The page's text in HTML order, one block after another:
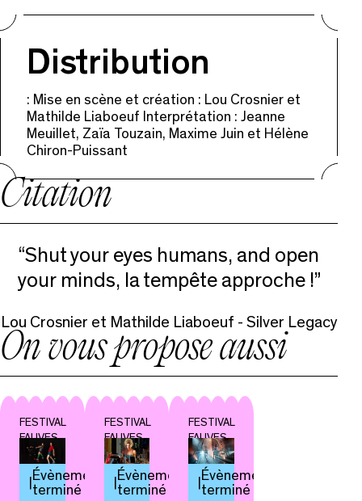
Distribution
: Mise en scène et création : Lou Crosnier et
Mathilde Liaboeuf Interprétation : Jeanne
Meuillet, Zaïa Touzain, Maxime Juin et Hélène
Chiron-Puissant
Citation
“Shut your eyes humans, and open
your minds, la tempête approche !”
Lou Crosnier et Mathilde Liaboeuf - Silver Legacy
On vous propose aussi
FESTIVAL
FAUVES
Évènement
terminé
FESTIVAL
FAUVES
Évènement
terminé
FESTIVAL
FAUVES
Évènement
terminé